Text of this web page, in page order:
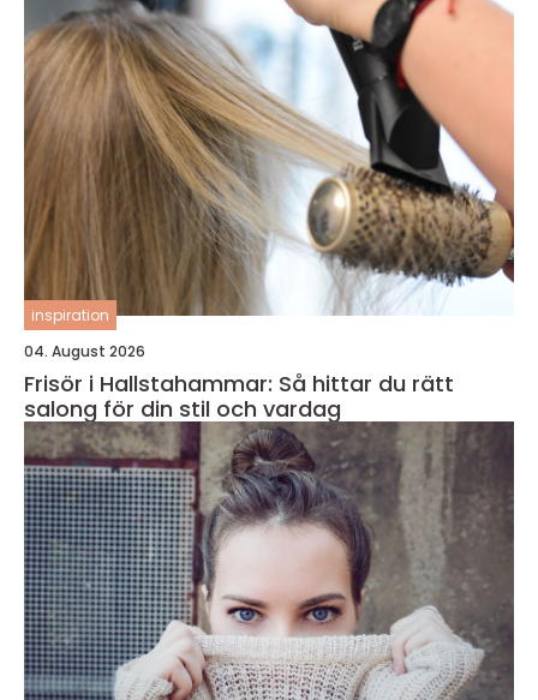
inspiration
04. August 2026
Frisör i Hallstahammar: Så hittar du rätt
salong för din stil och vardag